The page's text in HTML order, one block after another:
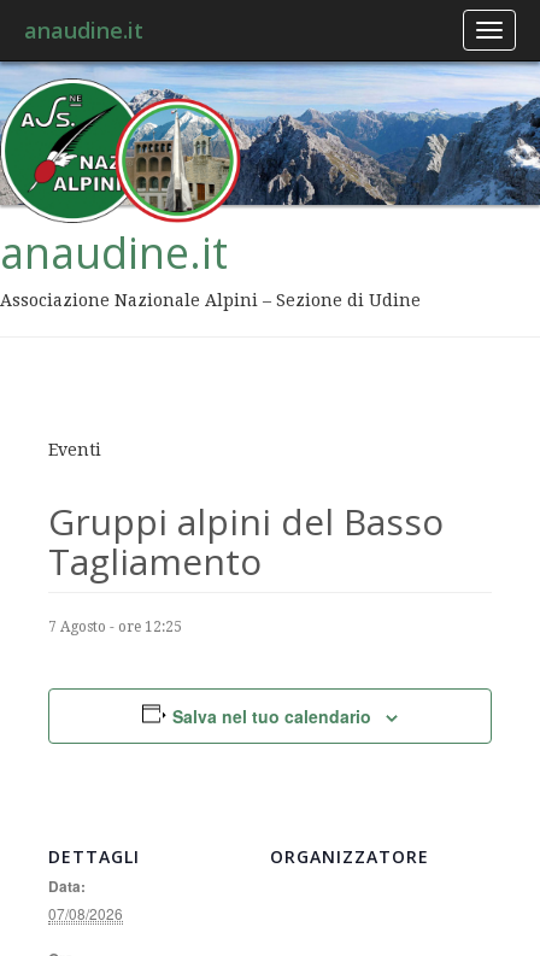
anaudine.it
anaudine.it
Associazione Nazionale Alpini – Sezione di Udine
Eventi
Gruppi alpini del Basso
Tagliamento
7 Agosto - ore 12:25
Salva nel tuo calendario
DETTAGLI
Data:
07/08/2026
ORGANIZZATORE